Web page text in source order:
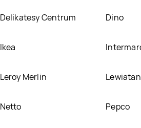
Delikatesy Centrum Dino
Ikea
Leroy Merlin Lewiatan
Netto Pepco